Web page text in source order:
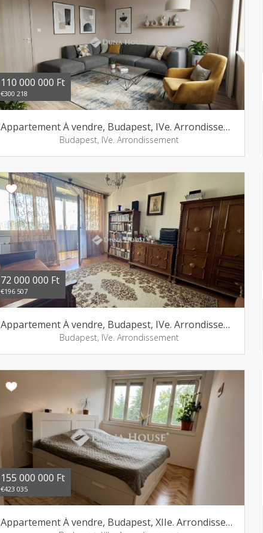
110 000 000 Ft
€300 218
Appartement Á vendre, Budapest, IVe. Arrondissement
Budapest, IVe. Arrondissement
72 000 000 Ft
€196 507
Appartement Á vendre, Budapest, IVe. Arrondissement
Budapest, IVe. Arrondissement
155 000 000 Ft
€423 035
Appartement Á vendre, Budapest, XIIe. Arrondissement